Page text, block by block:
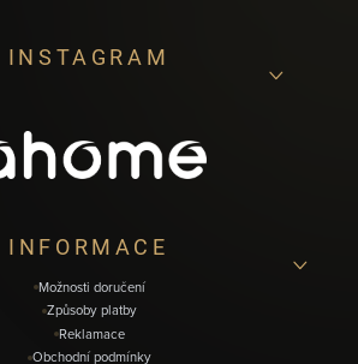
INSTAGRAM
INFORMACE
Možnosti doručení
Způsoby platby
Reklamace
Obchodní podmínky